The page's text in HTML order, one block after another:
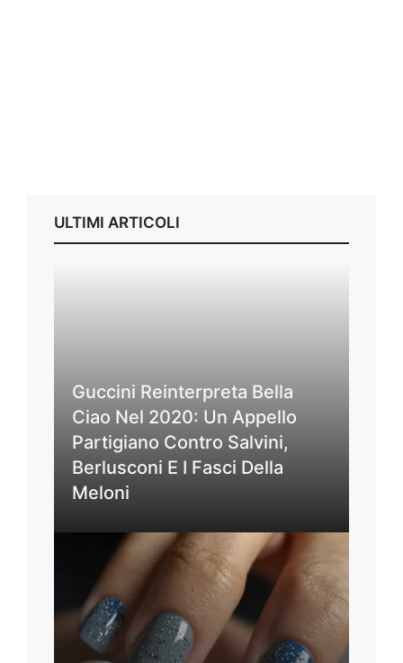
ULTIMI ARTICOLI
Guccini Reinterpreta Bella
Ciao Nel 2020: Un Appello
Partigiano Contro Salvini,
Berlusconi E I Fasci Della
Meloni